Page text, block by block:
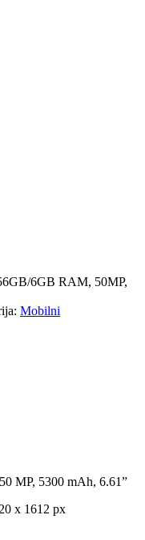
6GB RAM, 50MP,
Mobilni
MP, 5300 mAh, 6.61”
x 1612 px